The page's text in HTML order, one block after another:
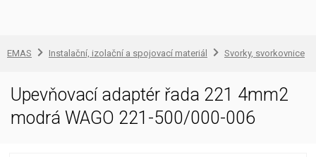
EMAS Instalační, izolační a spojovací materiál Svorky, svorkovnice
Upevňovací adaptér řada 221 4mm2
modrá WAGO 221-500/000-006